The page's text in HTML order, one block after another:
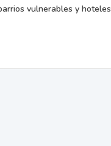
vulnerables y hoteles